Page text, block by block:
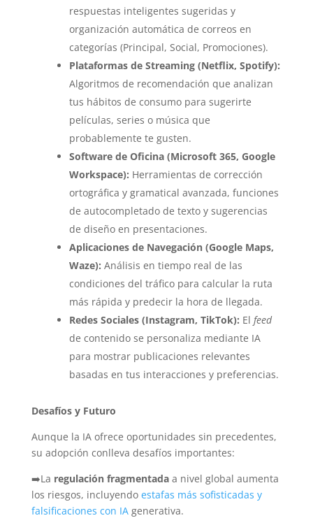
respuestas inteligentes sugeridas y
organización automática de correos en
categorías (Principal, Social, Promociones).
Plataformas de Streaming (Netflix, Spotify):
Algoritmos de recomendación que analizan
tus hábitos de consumo para sugerirte
películas, series o música que
probablemente te gusten.
Software de Oficina (Microsoft 365, Google
Workspace): Herramientas de corrección
ortográfica y gramatical avanzada, funciones
de autocompletado de texto y sugerencias
de diseño en presentaciones.
Aplicaciones de Navegación (Google Maps,
Waze): Análisis en tiempo real de las
condiciones del tráfico para calcular la ruta
más rápida y predecir la hora de llegada.
Redes Sociales (Instagram, TikTok): El feed
de contenido se personaliza mediante IA
para mostrar publicaciones relevantes
basadas en tus interacciones y preferencias.
Desafíos y Futuro
Aunque la IA ofrece oportunidades sin precedentes,
su adopción conlleva desafíos importantes:
➡️La regulación fragmentadaa nivel global aumenta
los riesgos, incluyendo estafas más sofisticadas y
falsificaciones con IA generativa.